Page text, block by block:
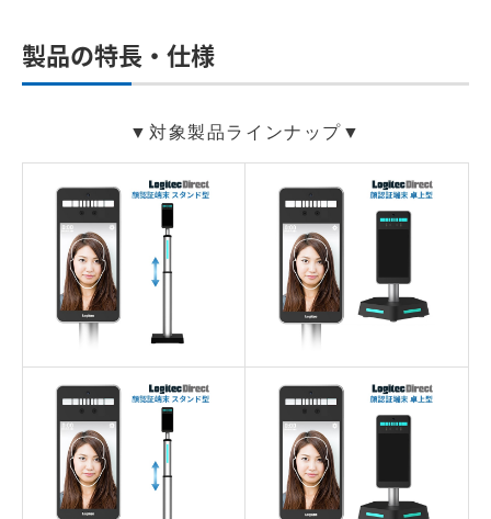
製品の特長・仕様
▼対象製品ラインナップ▼